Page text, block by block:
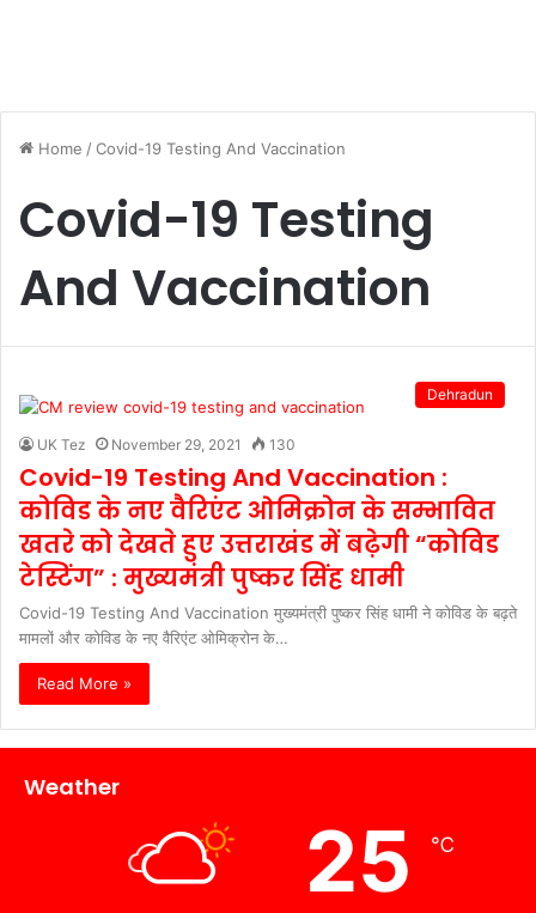
Home /Covid-19 Testing And Vaccination
Covid-19 Testing
And Vaccination
Dehradun
UK Tez November 29, 2021 130
Covid-19 Testing And Vaccination :
कोविड के नए वैरिएंट ओमिक्रोन के सम्भावित
खतरे को देखते हुए उत्तराखंड में बढ़ेगी “कोविड
टेस्टिंग” : मुख्यमंत्री पुष्कर सिंह धामी
Covid-19 Testing And Vaccination मुख्यमंत्री पुष्कर सिंह धामी ने कोविड के बढ़ते
मामलों और कोविड के नए वैरिएंट ओमिक्रोन के…
Read More »
Weather
25 ℃